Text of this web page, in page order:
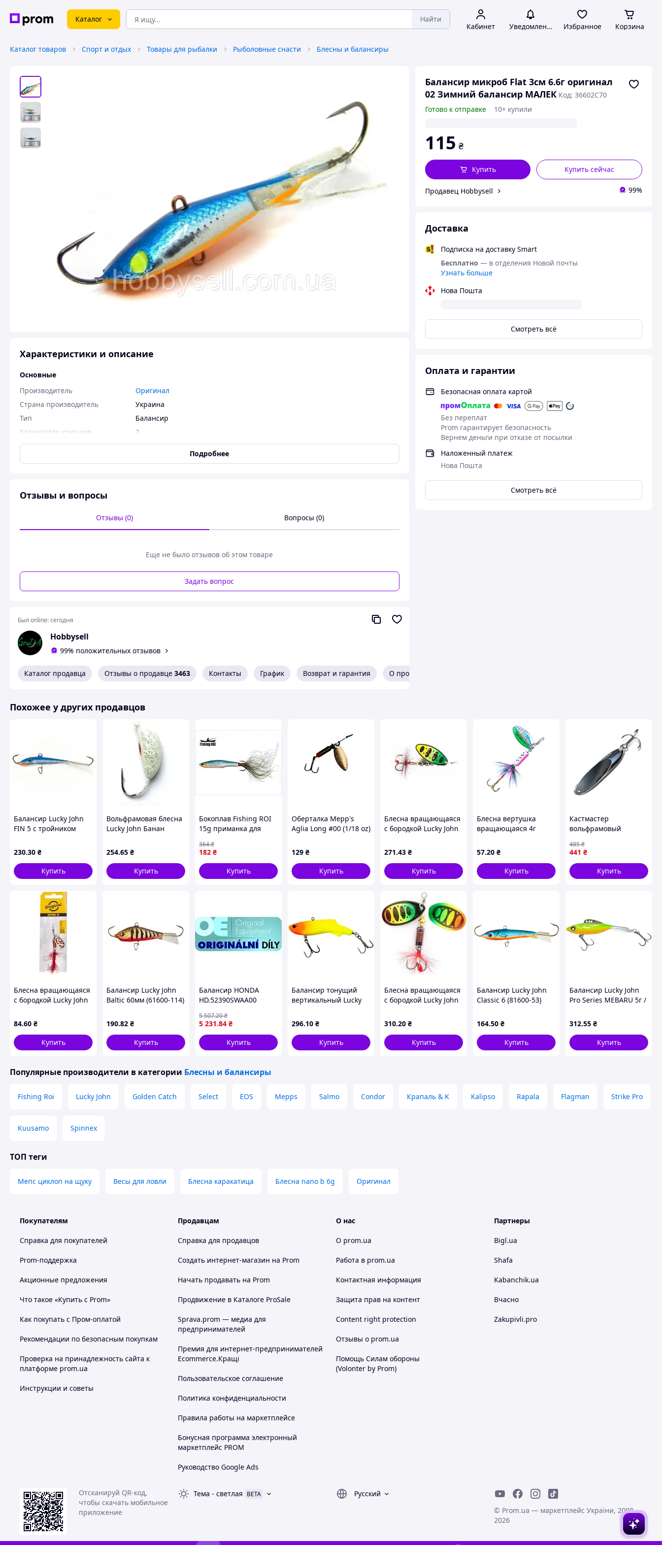
Каталог Найти
Кабинет Уведомления Избранное Корзина
Каталог товаров Спорт и отдых Товары для рыбалки Рыболовные снасти Блесны и балансиры
Балансир микроб Flat 3см 6.6г оригинал
02 Зимний балансир МАЛЕК Код: 36602C70
Готово к отправке
10+ купили
115 ₴
Купить сейчас
Купить
Продавец Hobbysell 99%
Доставка
Подписка на доставку Smart
Бесплатно — в отделения Новой почты
Узнать больше
Нова Пошта
Смотреть всё
Оплата и гарантии
Безопасная оплата картой
Без переплат
Prom гарантирует безопасность
Вернем деньги при отказе от посылки
Наложенный платеж
Нова Пошта
Смотреть всё
Характеристики и описание
Основные
Производитель
Оригинал
Страна производитель
Украина
Тип
Балансир
Количество крючков
2
Длина
30 мм
Вес
Пользовательские характеристики
Балансир микроб Flat 3см 6.6г оригинал 02 Зимний балансир МАЛЕК
- классический балансир для подледной рыбалки. Малые размеры и вес
позволяют приманке плавно планировать при подергиваниях.
Приманка особенно хорошо отрабатывает при ловли окуня, часто влетает бонусом и щука.
Ручная работа. Краска держится крепко. Хвосты выдерживают не только сильные морозы, но и не сломаются
Похожие товары по характеристикам
Подробнее
Отзывы и вопросы
Отзывы (0) Вопросы (0)
Еще не было отзывов об этом товаре
Задать вопрос
Был online:сегодня
Hobbysell
99% положительных отзывов
Каталог продавца Отзывы о продавце 3463 Контакты График Возврат и гарантия О продавце
Похожее у других продавцов
Балансир Lucky John
FIN 5 с тройником
(71513-15H) лучшая
цена с быстрой
доставкой по Украине
230.30 ₴
Купить
Вольфрамовая блесна
Lucky John Банан
(2050-21P) лучшая
цена с быстрой
доставкой по Украине
254.65 ₴
Купить
Бокоплав Fishing ROI
15g приманка для
льда и с лодки яркая и
быстро тонущая
182 ₴
364₴
Купить
Оберталка Mepp's
Aglia Long #00 (1/18 oz)
129 ₴
Купить
Блесна вращающаяся
с бородкой Lucky John
12 г (цвет 8) (LJSB03-
008) лучшая цена с
быстрой
271.43 ₴
Купить
Блесна вертушка
вращающаяся 4г
крючка MDR
57.20 ₴
Купить
Кастмастер
вольфрамовый
#8 Treble Hook NAL MI-
U-VO
441 ₴
485₴
Купить
Блесна вращающаяся
с бородкой Lucky John
весом 3,5 г (цвет GR)
(LJSR01-GR) лучшая
цена с
84.60 ₴
Купить
Балансир Lucky John
Baltic 60мм (61600-114)
быстрой доставкой по
Украине
190.82 ₴
Купить
Балансир HONDA
HD.52390SWAA00
5 231.84 ₴
5 507.20₴
Купить
Балансир тонущий
вертикальный Lucky
VIB 78мм/006
(LJSVIB78-006) лучшая
цена с быстрой
296.10 ₴
Купить
Блесна вращающаяся
с бородкой Lucky John
весом 13,4 г (цвет 8)
(LJBB05-008) лучшая
цена с
310.20 ₴
Купить
Балансир Lucky John
Classic 6 (81600-53)
быстрой доставкой по
Украине
164.50 ₴
Купить
Балансир Lucky John
Pro Series MEBARU 5г /
(LJME37-218) лучшая
цена с быстрой
доставкой по
312.55 ₴
Купить
Популярные производители в категории Блесны и балансиры
Fishing Roi Lucky John Golden Catch Select EOS Mepps Salmo Condor Крапаль & K Kalipso Rapala Flagman Strike Pro
Kuusamo Spinnex
ТОП теги
Мепс циклоп на щуку Весы для ловли Блесна каракатица Блесна nano b 6g Оригинал
Покупателям
Справка для покупателей
Prom-поддержка
Акционные предложения
Что такое «Купить с Prom»
Как покупать с Пром-оплатой
Рекомендации по безопасным покупкам
Проверка на принадлежность сайта к
платформе prom.ua
Инструкции и советы
Продавцам
Справка для продавцов
Создать интернет-магазин на Prom
Начать продавать на Prom
Продвижение в Каталоге ProSale
Sprava.prom — медиа для
предпринимателей
Премия для интернет-предпринимателей
Ecommerce.Кращі
Пользовательское соглашение
Политика конфиденциальности
Правила работы на маркетплейсе
Бонусная программа электронный
маркетплейс PROM
Руководство Google Ads
О нас
О prom.ua
Работа в prom.ua
Контактная информация
Защита прав на контент
Content right protection
Отзывы о prom.ua
Помощь Силам обороны
(Volonter by Prom)
Партнеры
Bigl.ua
Shafa
Kabanchik.ua
Вчасно
Zakupivli.pro
Отсканируй QR-код,
чтобы скачать мобильное
приложение
Тема - светлая BETA
Русский
© Prom.ua — маркетплейс України, 2008-
2026